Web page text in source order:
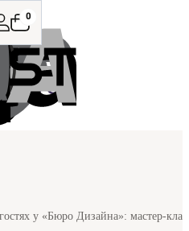
0
у «Бюро Дизайна»: мастер-